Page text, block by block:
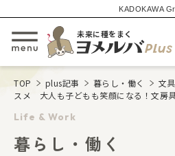
KADOKAWA
メニューを開閉する
未来に種をまく
TOP plus記事 暮らし・働く
文
スメ 大人も子どもも笑顔になる！文房
Life & Work
暮らし・働く